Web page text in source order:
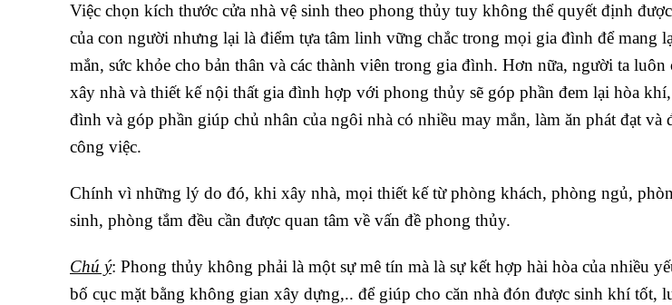
Việc chọn kích thước cửa nhà vệ sinh theo phong thủy tuy không thể quyết định
của con người nhưng lại là điểm tựa tâm linh vững chắc trong mọi gia đình để mang
mắn, sức khỏe cho bản thân và các thành viên trong gia đình. Hơn nữa, người ta
xây nhà và thiết kế nội thất gia đình hợp với phong thủy sẽ góp phần đem lại hòa
đình và góp phần giúp chủ nhân của ngôi nhà có nhiều may mắn, làm ăn phát đạt và
công việc.
Chính vì những lý do đó, khi xây nhà, mọi thiết kế từ phòng khách, phòng ngủ,
sinh, phòng tắm đều cần được quan tâm về vấn đề phong thủy.
Chú ý: Phong thủy không phải là một sự mê tín mà là sự kết hợp hài hòa của nhiều
bố cục mặt bằng không gian xây dựng,.. để giúp cho căn nhà đón được sinh khí tốt,